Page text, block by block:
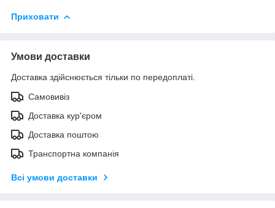
Приховати
Умови доставки
Доставка здійснюється тільки по передоплаті.
Самовивіз
Доставка кур'єром
Доставка поштою
Транспортна компанія
Всі умови доставки